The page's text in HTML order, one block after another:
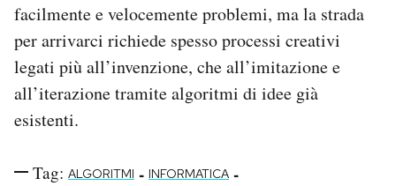
facilmente e velocemente problemi, ma la strada
per arrivarci richiede spesso processi creativi
legati più all’invenzione, che all’imitazione e
all’iterazione tramite algoritmi di idee già
esistenti.
Tag: ALGORITMI - INFORMATICA -